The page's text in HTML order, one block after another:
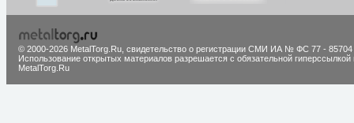
© 2000-2026 MetalTorg.Ru, cвидетельство о регистрации СМИ ИА № ФС 77 - 85704
Использование открытых материалов разрешается с обязательной гиперссылкой
MetalTorg.Ru